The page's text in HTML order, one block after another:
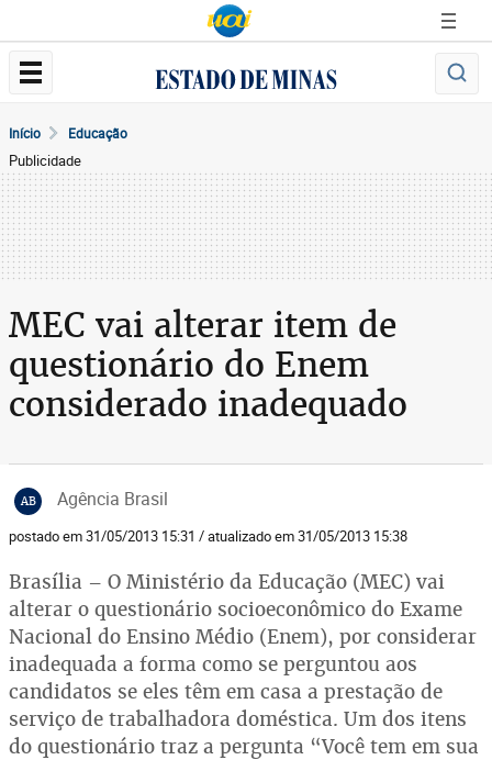
Início Educação
Publicidade
MEC vai alterar item de
questionário do Enem
considerado inadequado
AB Agência Brasil
postado em 31/05/2013 15:31 / atualizado em 31/05/2013 15:38
Brasília – O Ministério da Educação (MEC) vai
alterar o questionário socioeconômico do Exame
Nacional do Ensino Médio (Enem), por considerar
inadequada a forma como se perguntou aos
candidatos se eles têm em casa a prestação de
serviço de trabalhadora doméstica. Um dos itens
do questionário traz a pergunta “Você tem em sua